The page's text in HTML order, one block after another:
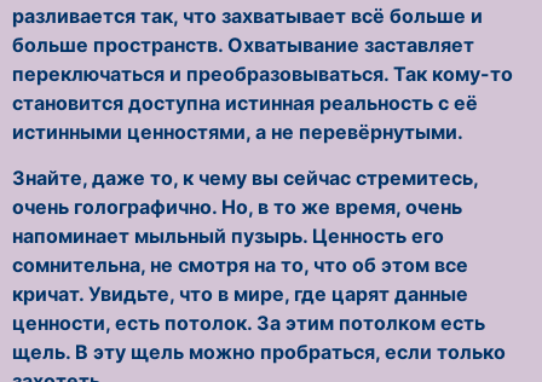
разливается так, что захватывает всё больше и
больше пространств. Охватывание заставляет
переключаться и преобразовываться. Так кому-то
становится доступна истинная реальность с её
истинными ценностями, а не перевёрнутыми.
Знайте, даже то, к чему вы сейчас стремитесь,
очень голографично. Но, в то же время, очень
напоминает мыльный пузырь. Ценность его
сомнительна, не смотря на то, что об этом все
кричат. Увидьте, что в мире, где царят данные
ценности, есть потолок. За этим потолком есть
щель. В эту щель можно пробраться, если только